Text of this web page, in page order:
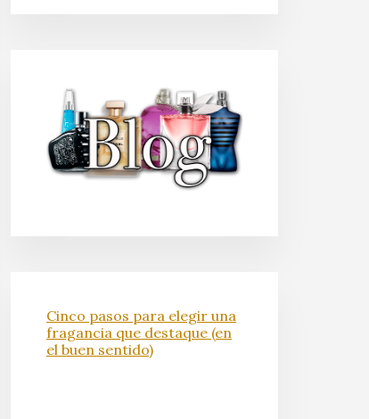
Cinco pasos para elegir una
fragancia que destaque (en
el buen sentido)